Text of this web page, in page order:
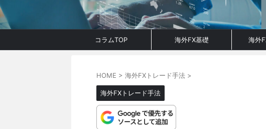
コラムTOP 海外FX基礎 海外
HOME > 海外FXトレード手法 >
海外FXトレード手法